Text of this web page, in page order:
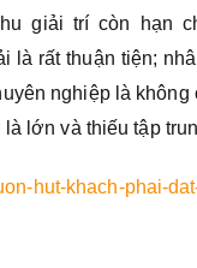
giải trí còn hạn
là rất thuận tiện;
nghiệp là không
lớn và thiếu tập